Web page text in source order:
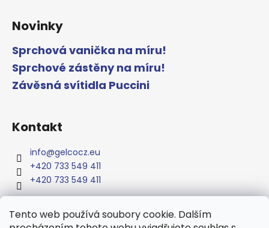
Tento web používá soubory cookie. Dalším
Novinky
Sprchová vanička na míru!
Sprchové zástěny na míru!
Závěsná svítidla Puccini
Kontakt
info@gelcocz.eu
+420 733 549 411
+420 733 549 411